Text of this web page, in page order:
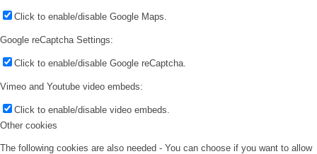
Click to enable/disable Google Maps.
Google reCaptcha Settings:
Click to enable/disable Google reCaptcha.
Vimeo and Youtube video embeds:
Click to enable/disable video embeds.
Other cookies
The following cookies are also needed - You can choose if you want to allow